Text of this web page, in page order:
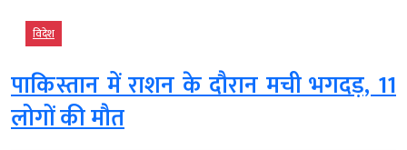
विदेश
पाकिस्तान में राशन के दौरान मची भगदड़, 11
लोगों की मौत